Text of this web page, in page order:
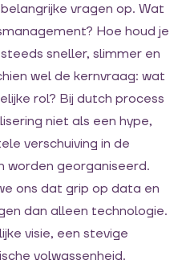
vragen op. Wat
Hoe houd je
sneller, slimmer en
wel de kernvraag: wat
rol? Bij dutch process
niet als een hype,
verschuiving in de
worden georganiseerd.
ons dat grip op data en
dan alleen technologie.
visie, een stevige
volwassenheid.